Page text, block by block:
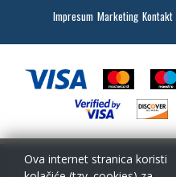
Impresum Marketing Kontakt
Ova internet stranica koristi